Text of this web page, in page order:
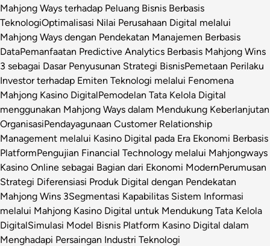
Mahjong Ways terhadap Peluang Bisnis Berbasis
TeknologiOptimalisasi Nilai Perusahaan Digital melalui
Mahjong Ways dengan Pendekatan Manajemen Berbasis
DataPemanfaatan Predictive Analytics Berbasis Mahjong Wins
3 sebagai Dasar Penyusunan Strategi BisnisPemetaan Perilaku
Investor terhadap Emiten Teknologi melalui Fenomena
Mahjong Kasino DigitalPemodelan Tata Kelola Digital
menggunakan Mahjong Ways dalam Mendukung Keberlanjutan
OrganisasiPendayagunaan Customer Relationship
Management melalui Kasino Digital pada Era Ekonomi Berbasis
PlatformPengujian Financial Technology melalui Mahjongways
Kasino Online sebagai Bagian dari Ekonomi ModernPerumusan
Strategi Diferensiasi Produk Digital dengan Pendekatan
Mahjong Wins 3Segmentasi Kapabilitas Sistem Informasi
melalui Mahjong Kasino Digital untuk Mendukung Tata Kelola
DigitalSimulasi Model Bisnis Platform Kasino Digital dalam
Menghadapi Persaingan Industri Teknologi